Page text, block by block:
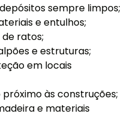
sempre limpos;
e entulhos;
ratos;
e estruturas;
em locais
às construções;
e materiais